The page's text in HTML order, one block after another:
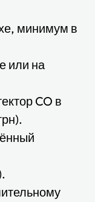
минимум в
или на
CO в